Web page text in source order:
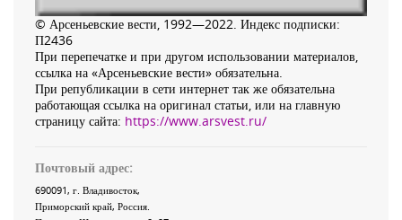
© Арсеньевские вести, 1992—2022. Индекс подписки:
П2436
При перепечатке и при другом использовании материалов,
ссылка на «Арсеньевские вести» обязательна.
При републикации в сети интернет так же обязательна
работающая ссылка на оригинал статьи, или на главную
страницу сайта: https://www.arsvest.ru/
Почтовый адрес:
690091, г. Владивосток,
Приморский край, Россия